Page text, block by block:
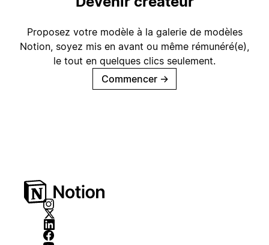
Proposez votre modèle à la galerie de modèles
Notion, soyez mis en avant ou même rémunéré(e),
le tout en quelques clics seulement.
Commencer →